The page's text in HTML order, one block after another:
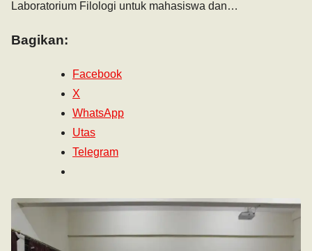
Laboratorium Filologi untuk mahasiswa dan…
Bagikan:
Facebook
X
WhatsApp
Utas
Telegram